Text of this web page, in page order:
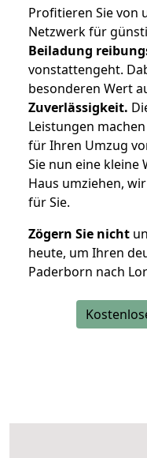
Profitieren Sie von
Netzwerk für
Beiladung
vonstattengeht.
besonderen Wert
Zuverlässigkeit.
Leistungen
für Ihren Umzug
Sie nun eine kleine
Haus umziehen,
für Sie.
Zögern Sie nicht
heute, um Ihren
Paderborn nach